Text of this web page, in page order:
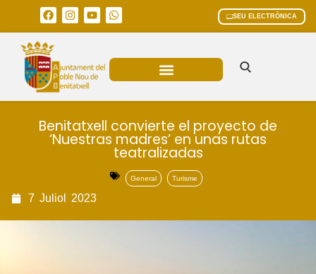
SEU ELECTRÒNICA
Benitatxell convierte el proyecto de
‘Nuestras madres’ en unas rutas
teatralizadas
General Turisme
7 Juliol 2023